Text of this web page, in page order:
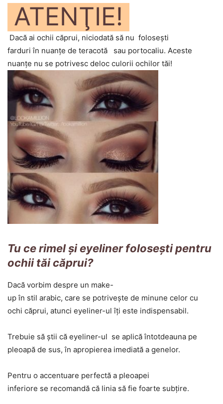
ATENŢIE!
Dacă ai ochii căprui, niciodată să nu foloseşti
farduri în nuanţe de teracotă sau portocaliu. Aceste
nuanţe nu se potrivesc deloc culorii ochilor tăi!
Tu ce rimel şi eyeliner foloseşti pentru
ochii tăi căprui?
Dacă vorbim despre un make-
up în stil arabic, care se potriveşte de minune celor cu
ochi căprui, atunci eyeliner-ul îţi este indispensabil.
Trebuie să ştii că eyeliner-ul se aplică întotdeauna pe
pleoapă de sus, în apropierea imediată a genelor.
Pentru o accentuare perfectă a pleoapei
inferiore se recomandă că linia să fie foarte subţire.